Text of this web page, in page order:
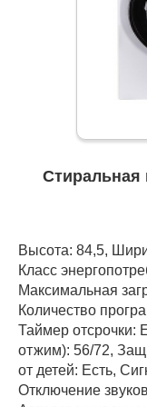
Стиральная
Высота: 84,5,
Класс
Максимальная
Количество
Таймер отсрочки:
отжим): 56/72,
от детей: Есть,
Отключение